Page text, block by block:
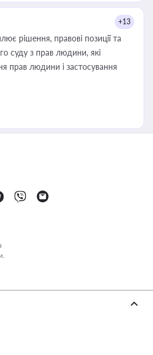
+13
рішення, правові позиції та
суду з прав людини, які
прав людини і застосування